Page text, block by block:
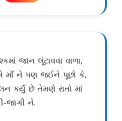
જાન લૂંટાવવા વાળા,
માઁ ને પણ જઈને પૂછો કે,
કર્યું છે તેમણે રાતો માં
જાગી ને.